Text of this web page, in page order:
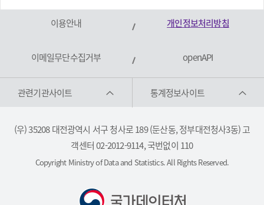
이용안내 개인정보처리방침
이메일무단수집거부 openAPI
관련기관사이트 통계정보사이트
(우) 35208 대전광역시 서구 청사로 189 (둔산동, 정부대전청사3동) 고
객센터 02-2012-9114, 국번없이 110
Copyright Ministry of Data and Statistics. All Rights Reserved.